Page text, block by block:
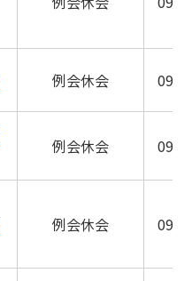
例会休会 09/
例会休会 09/
例会休会 09/